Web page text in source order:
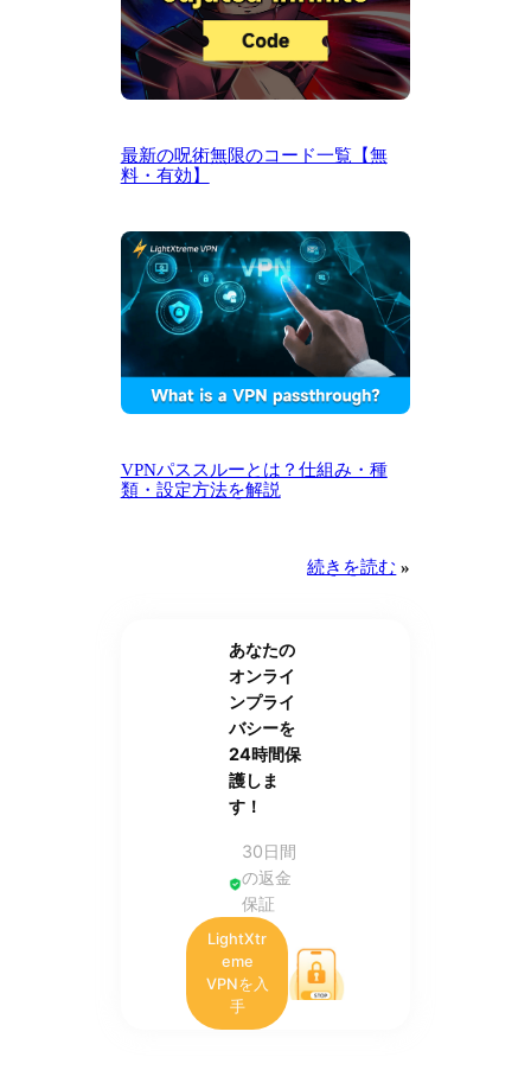
最新の呪術無限のコード一覧【無
料・有効】
VPNパススルーとは？仕組み・種
類・設定方法を解説
続きを読む »
あなたの
オンライ
ンプライ
バシーを
24時間保
護しま
す！
30日間
の返金
保証
LightXtr
eme
VPNを入
手